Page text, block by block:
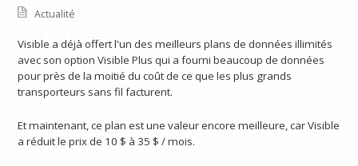
Actualité
Visible a déjà offert l'un des meilleurs plans de données illimités
avec son option Visible Plus qui a fourni beaucoup de données
pour près de la moitié du coût de ce que les plus grands
transporteurs sans fil facturent.
Et maintenant, ce plan est une valeur encore meilleure, car Visible
a réduit le prix de 10 $ à 35 $ / mois.